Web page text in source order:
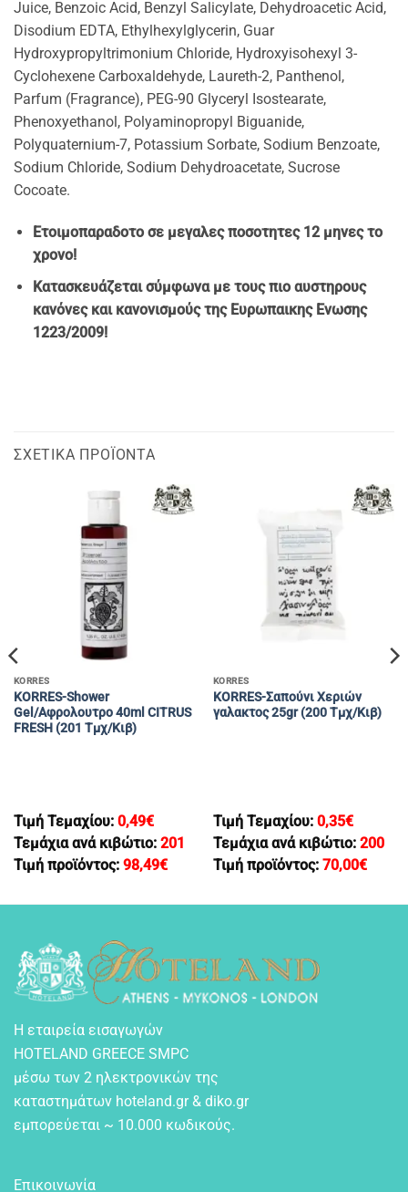
Juice, Benzoic Acid, Benzyl Salicylate, Dehydroacetic Acid,
Disodium EDTA, Ethylhexylglycerin, Guar
Hydroxypropyltrimonium Chloride, Hydroxyisohexyl 3-
Cyclohexene Carboxaldehyde, Laureth-2, Panthenol,
Parfum (Fragrance), PEG-90 Glyceryl Isostearate,
Phenoxyethanol, Polyaminopropyl Biguanide,
Polyquaternium-7, Potassium Sorbate, Sodium Benzoate,
Sodium Chloride, Sodium Dehydroacetate, Sucrose
Cocoate.
Ετοιμοπαραδοτο σε μεγαλες ποσοτητες 12 μηνες το
χρονο!
Κατασκευάζεται σύμφωνα με τους πιο αυστηρους
κανόνες και κανονισμούς της Ευρωπαικης Ενωσης
1223/2009!
ΣΧΕΤΙΚΆ ΠΡΟΪΌΝΤΑ
KORRES
KORRES-Shower
Gel/Aφρολουτρο 40ml CITRUS
FRESH (201 Tμχ/Κιβ)
Τιμή Τεμαχίου: 0,49€
Τεμάχια ανά κιβώτιο: 201
Τιμή προϊόντος: 98,49€
KORRES
KORRES-Σαπούνι Χεριών
γαλακτος 25gr (200 Tμχ/Κιβ)
Τιμή Τεμαχίου: 0,35€
Τεμάχια ανά κιβώτιο: 200
Τιμή προϊόντος: 70,00€
Η εταιρεία εισαγωγών
HOTELAND GREECE SMPC
μέσω των 2 ηλεκτρονικών της
καταστημάτων hoteland.gr & diko.gr
εμπορεύεται ~ 10.000 κωδικούς.
Επικοινωνία